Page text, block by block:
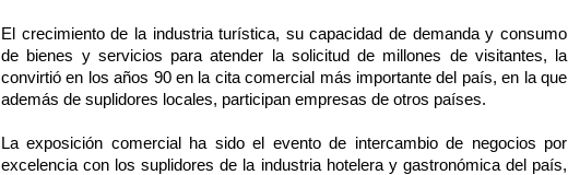
El crecimiento de la industria turística, su capacidad de demanda y consumo
de bienes y servicios para atender la solicitud de millones de visitantes, la
convirtió en los años 90 en la cita comercial más importante del país, en la que
además de suplidores locales, participan empresas de otros países.
La exposición comercial ha sido el evento de intercambio de negocios por
excelencia con los suplidores de la industria hotelera y gastronómica del país,